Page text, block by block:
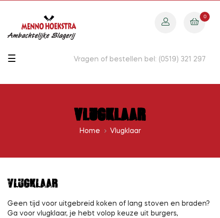
0
Toggle
☰ Vragen of bestellen bel: (0519) 321 297
Home Vlugklaar
Vlugklaar
VLUGKLAAR
Geen tijd voor uitgebreid koken of lang stoven en braden?
Ga voor vlugklaar, je hebt volop keuze uit burgers,